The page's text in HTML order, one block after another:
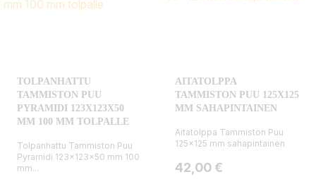
TOLPANHATTU
TAMMISTON PUU
PYRAMIDI 123X123X50
MM 100 MM TOLPALLE
Tolpanhattu Tammiston Puu
Pyramidi 123x123x50 mm 100
mm...
AITATOLPPA
TAMMISTON PUU 125X125
MM SAHAPINTAINEN
Aitatolppa Tammiston Puu
125x125 mm sahapintainen
Hinta
42,00 €